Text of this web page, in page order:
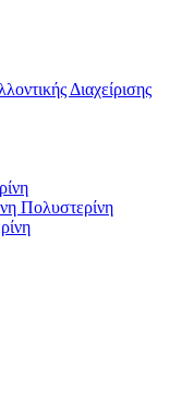
Διαχείρισης
Πολυστερίνη